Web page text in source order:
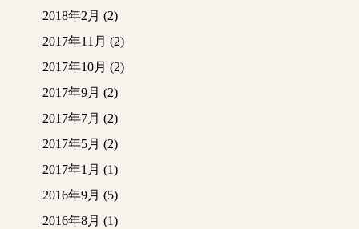
2018年2月 (2)
2017年11月 (2)
2017年10月 (2)
2017年9月 (2)
2017年7月 (2)
2017年5月 (2)
2017年1月 (1)
2016年9月 (5)
2016年8月 (1)